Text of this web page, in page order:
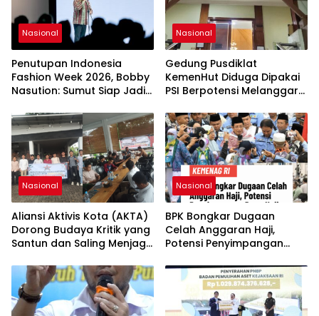
Nasional
Penutupan Indonesia
Fashion Week 2026, Bobby
Nasution: Sumut Siap Jadi
Lewat Wastra
Nasional
Gedung Pusdiklat
KemenHut Diduga Dipakai
PSI Berpotensi Melanggar
Nasional
Aliansi Aktivis Kota (AKTA)
Dorong Budaya Kritik yang
Santun dan Saling Menjaga
Nasional
BPK Bongkar Dugaan
Celah Anggaran Haji,
Potensi Penyimpangan
Rupiah